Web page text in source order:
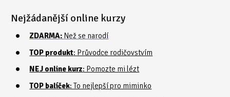
Nejžádanější online kurzy
ZDARMA: Než se narodí
TOP produkt: Průvodce rodičovstvím
NEJ online kurz: Pomozte mi lézt
TOP balíček: To nejlepší pro miminko